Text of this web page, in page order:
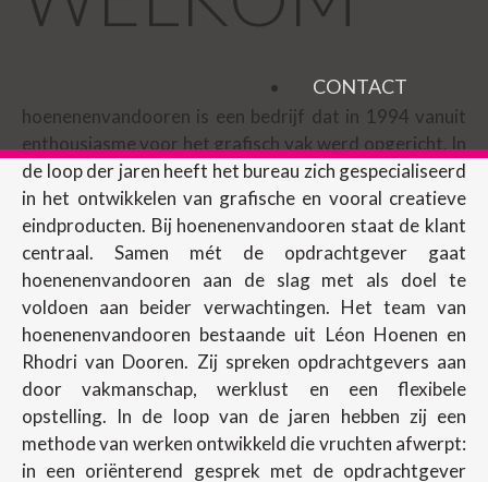
CONTACT
hoenenenvandooren is een bedrijf dat in 1994 vanuit
enthousiasme voor het grafisch vak werd opgericht. In
de loop der jaren heeft het bureau zich gespecialiseerd
in het ontwikkelen van grafische en vooral creatieve
eindproducten. Bij hoenenenvandooren staat de klant
centraal. Samen mét de opdrachtgever gaat
hoenenenvandooren aan de slag met als doel te
voldoen aan beider verwachtingen. Het team van
hoenenenvandooren bestaande uit Léon Hoenen en
Rhodri van Dooren. Zij spreken opdrachtgevers aan
door vakmanschap, werklust en een flexibele
opstelling. In de loop van de jaren hebben zij een
methode van werken ontwikkeld die vruchten afwerpt:
in een oriënterend gesprek met de opdrachtgever